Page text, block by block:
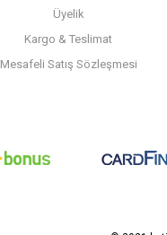
Üyelik
Kargo & Teslimat
Mesafeli Satış Sözleşmesi